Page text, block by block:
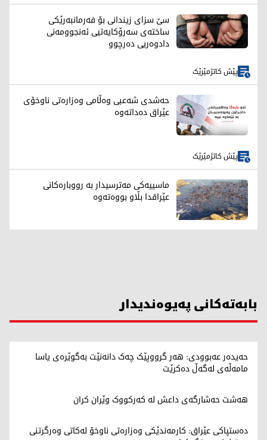
سێ سزای زیندانی بۆ فەرمانبەرێکی
ساختەی سەرۆکایەتیی ئەنجوومەنی
دادوەریی دەرچوو
پێش کاتژمێرێک
حەشدی شەعبی وەڵامی وەزارەتی ناوخۆی
عێراق دەداتەوە
پێش کاتژمێرێک
ماسییەکی مەترسیدار بە رووبارەکانی
عێراقدا بڵاو بووەتەوە
بابەتەکانی پەیوەندیدار
حەیدەر عەبوودی: هەر گرووپێک چەک دانەنێت بەگوێرەی یاسا
مامەڵەی لەگەڵ دەکرێت
هەشت حەشارگەی داعش لە کەرکووک وێران کران
دەستپاکی عێراق: کارمەندێکی وەزارەتی ناوخۆ لەکاتی وەرگرتنی